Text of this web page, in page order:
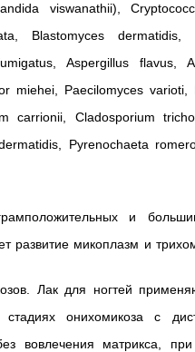
viswanathii),
Blastomyces dermatidis,
Aspergillus flavus,
miehei, Paecilomyces varioti,
carrionii, Cladosporium
Pyrenochaeta
и
развитие микоплазм и
Лак для ногтей
онихомикоза с
вовлечения матрикса, при